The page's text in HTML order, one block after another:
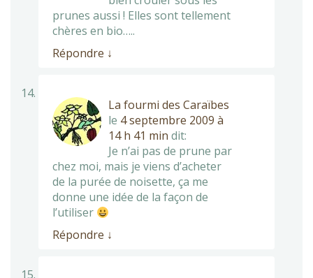
prunes aussi ! Elles sont tellement
chères en bio…..
Répondre ↓
La fourmi des Caraïbes
le 4 septembre 2009 à
14 h 41 min dit:
Je n’ai pas de prune par
chez moi, mais je viens d’acheter
de la purée de noisette, ça me
donne une idée de la façon de
l’utiliser
Répondre ↓